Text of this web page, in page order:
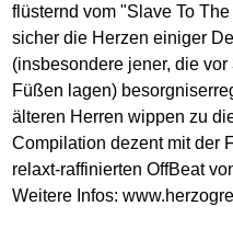
flüsternd vom "Slave To
sicher die Herzen einiger
(insbesondere jener, die
Füßen lagen)
älteren Herren wippen zu
Compilation dezent mit der
relaxt-raffinierten OffBeat
Weitere Infos: